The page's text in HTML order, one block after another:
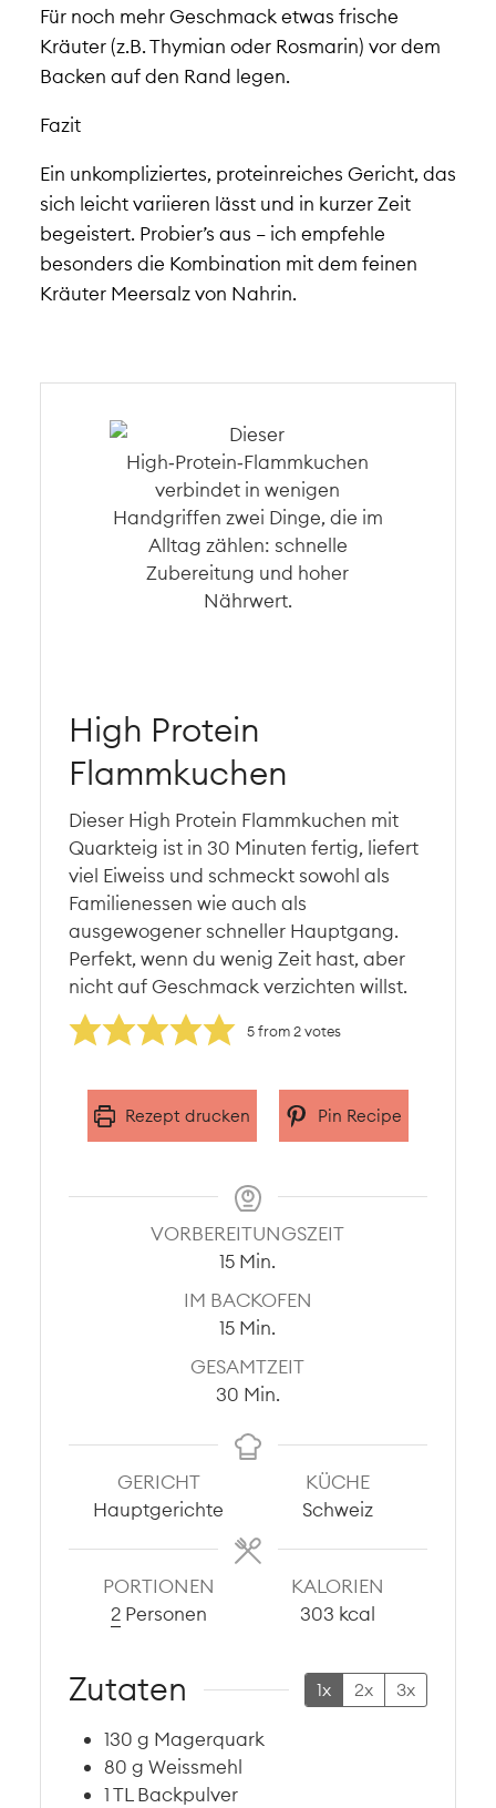
Für noch mehr Geschmack etwas frische
Kräuter (z.B. Thymian oder Rosmarin) vor dem
Backen auf den Rand legen.
Fazit
Ein unkompliziertes, proteinreiches Gericht, das
sich leicht variieren lässt und in kurzer Zeit
begeistert. Probier’s aus – ich empfehle
besonders die Kombination mit dem feinen
Kräuter Meersalz von Nahrin.
High Protein
Flammkuchen
Dieser High Protein Flammkuchen mit
Quarkteig ist in 30 Minuten fertig, liefert
viel Eiweiss und schmeckt sowohl als
Familienessen wie auch als
ausgewogener schneller Hauptgang.
Perfekt, wenn du wenig Zeit hast, aber
nicht auf Geschmack verzichten willst.
5from2votes
Rezept drucken Pin Recipe
VORBEREITUNGSZEIT
15Minuten
Min.
IM BACKOFEN
15Minuten
Min.
GESAMTZEIT
30Minuten
Min.
GERICHT
Hauptgerichte
KÜCHE
Schweiz
PORTIONEN
2 Personen
KALORIEN
303 kcal
Zutaten 1x 2x 3x
130 g Magerquark
80 g Weissmehl
1TL Backpulver